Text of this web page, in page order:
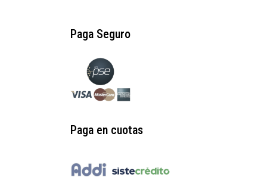
Paga Seguro
Paga en cuotas